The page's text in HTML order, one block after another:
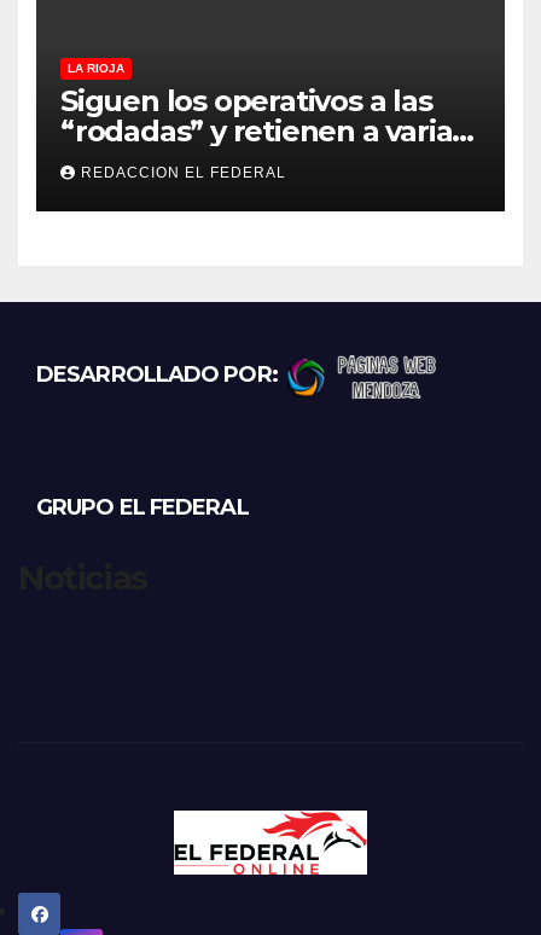
LA RIOJA
Siguen los operativos a las
“rodadas” y retienen a varias
motocicletas
REDACCION EL FEDERAL
DESARROLLADO POR:
GRUPO EL FEDERAL